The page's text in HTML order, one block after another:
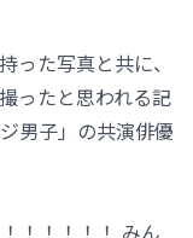
った写真と共に、
ったと思われる記
男子」の共演俳優
！！！！！ みん